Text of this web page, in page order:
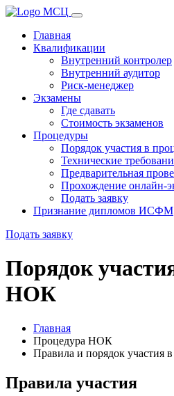
Главная
Квалификации
Внутренний контролер
Внутренний аудитор
Риск-менеджер
Экзамены
Где сдавать
Стоимость экзаменов
Процедуры
Порядок участия в
Технические
Предварительная
Прохождение онлайн-
Подать заявку
Признание дипломов ИСФМ
Подать заявку
Порядок
НОК
Главная
Процедура НОК
Правила и порядок участия
Правила участия